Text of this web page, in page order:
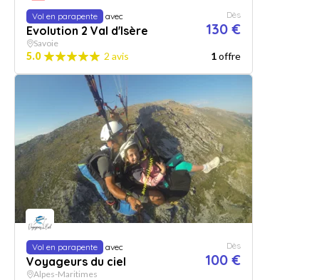
Vol en parapente avec
Evolution 2 Val d'Isère
Dès
130 €
Savoie
5.0 2 avis 1offre
Vol en parapente avec
Voyageurs du ciel
Dès
100 €
Alpes-Maritimes